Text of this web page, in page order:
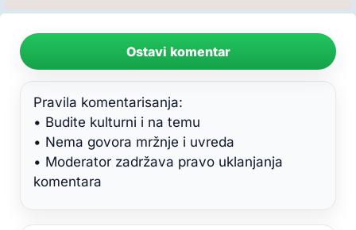
Ostavi komentar
Pravila komentarisanja:
• Budite kulturni i na temu
• Nema govora mržnje i uvreda
• Moderator zadržava pravo uklanjanja
komentara